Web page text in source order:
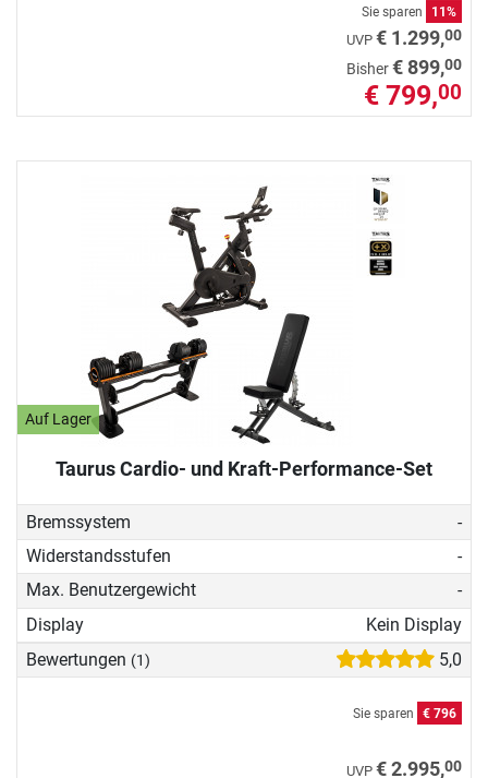
Sie sparen 11%
UVP € 1.299,00
Bisher€ 899,00
€ 799,00
Auf Lager
Taurus Cardio- und Kraft-Performance-Set
Bremssystem
-
Widerstandsstufen
-
Max. Benutzergewicht
-
Display
Kein Display
Bewertungen (1) 5,0
Sie sparen € 796
UVP € 2.995,00